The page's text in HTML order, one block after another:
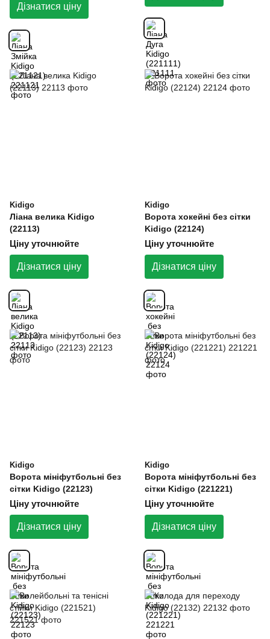
Дізнатися ціну
Kidigo
Ліана велика Kidigo
(22113)
Ціну уточнюйте
Дізнатися ціну
Kidigo
Ворота хокейні без сітки
Kidigo (22124)
Ціну уточнюйте
Дізнатися ціну
Kidigo
Ворота мініфутбольні без
сітки Kidigo (22123)
Ціну уточнюйте
Дізнатися ціну
Kidigo
Ворота мініфутбольні без
сітки Kidigo (221221)
Ціну уточнюйте
Дізнатися ціну